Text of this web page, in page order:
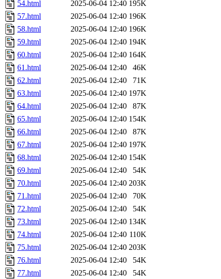
54.html
2025-06-04 12:40 195K
57.html
2025-06-04 12:40 196K
58.html
2025-06-04 12:40 196K
59.html
2025-06-04 12:40 194K
60.html
2025-06-04 12:40 164K
61.html
2025-06-04 12:40
46K
62.html
2025-06-04 12:40
71K
63.html
2025-06-04 12:40 197K
64.html
2025-06-04 12:40
87K
65.html
2025-06-04 12:40 154K
66.html
2025-06-04 12:40
87K
67.html
2025-06-04 12:40 197K
68.html
2025-06-04 12:40 154K
69.html
2025-06-04 12:40
54K
70.html
2025-06-04 12:40 203K
71.html
2025-06-04 12:40
70K
72.html
2025-06-04 12:40
54K
73.html
2025-06-04 12:40 134K
74.html
2025-06-04 12:40 110K
75.html
2025-06-04 12:40 203K
76.html
2025-06-04 12:40
54K
77.html
2025-06-04 12:40
54K